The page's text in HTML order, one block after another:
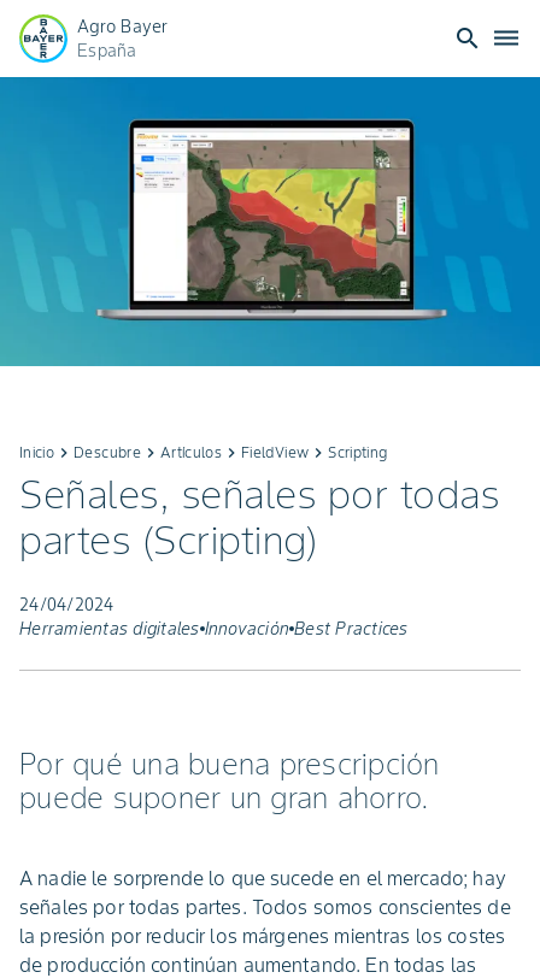
Agro Bayer
España
search dehaze
Inicio keyboard_arrow_right Descubrekeyboard_arrow_right Artículos keyboard_arrow_right FieldView keyboard_arrow_rightScripting
Señales, señales por todas
partes (Scripting)
24/04/2024
Herramientas digitales Innovación Best Practices
Por qué una buena prescripción
puede suponer un gran ahorro.
A nadie le sorprende lo que sucede en el mercado; hay
señales por todas partes. Todos somos conscientes de
la presión por reducir los márgenes mientras los costes
de producción continúan aumentando. En todas las